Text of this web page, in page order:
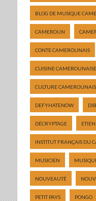
BLOG DE MUSIQUE
CAMEROUN
CONTE CAMEROUNAIS
CUISINE CAMEROUNAISE
CULTURE
DEFYHATENOW
DÉCRYPTAGE
INSTITUT FRANÇAIS DU
MUSICIEN
NOUVEAUTÉ
PETIT PAYS PONGO